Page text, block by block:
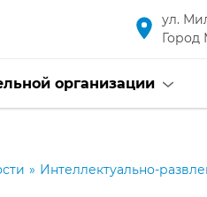
ул.
Город
организации
» Интеллектуально-